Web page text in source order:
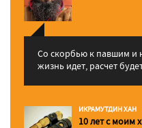
Со скорбью к павшим и
жизнь идет, расчет
ИКРАМУТДИН ХАН
10 лет с моим